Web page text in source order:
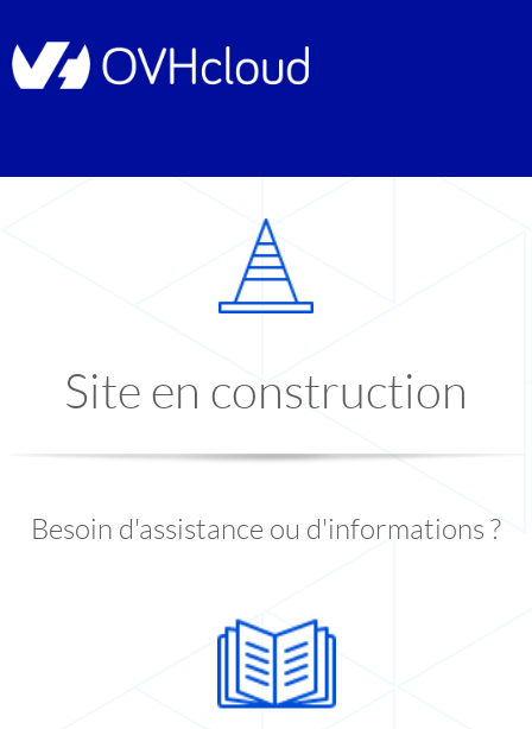
Site en construction
Besoin d'assistance ou d'informations ?